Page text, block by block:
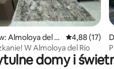
recenzji: 117
Almoloya del Rí
Średnia
4,88 (17)
W Almoloya del Río
domy i